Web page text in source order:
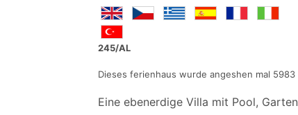
245/AL
Dieses ferienhaus wurde angeshen mal 5983
Eine ebenerdige Villa mit Pool, Garten